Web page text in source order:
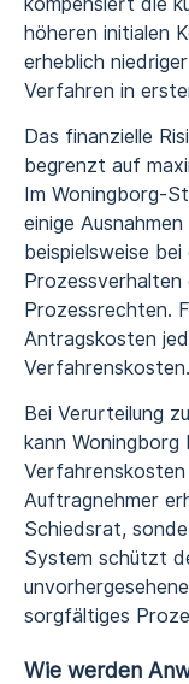
höheren initialen
erheblich
Verfahren in
Das finanzielle
begrenzt auf
Im Woningborg-
einige
beispielsweise
Prozessrechten.
Antragskosten
Verfahrenskosten.
Bei Verurteilung
kann
Verfahrenskosten
Auftragnehmer
Schiedsrat,
System schützt
sorgfältiges
Wie werden